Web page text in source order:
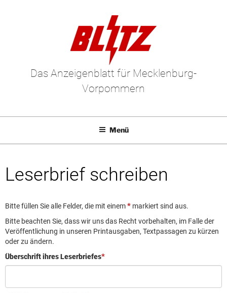
Das Anzeigenblatt für Mecklenburg-
Vorpommern
Menü
E-Paper
Leserbriefe
Leserbrief aufgeben
Leserbriefe lesen
Leserbrief schreiben
Bitte füllen Sie alle Felder, die mit einem
markiert sind aus.
Bitte beachten Sie, dass wir uns das Recht vorbehalten, im Falle der
Veröffentlichung in unseren Printausgaben, Textpassagen zu kürzen
oder zu ändern.
Überschrift ihres Leserbriefes